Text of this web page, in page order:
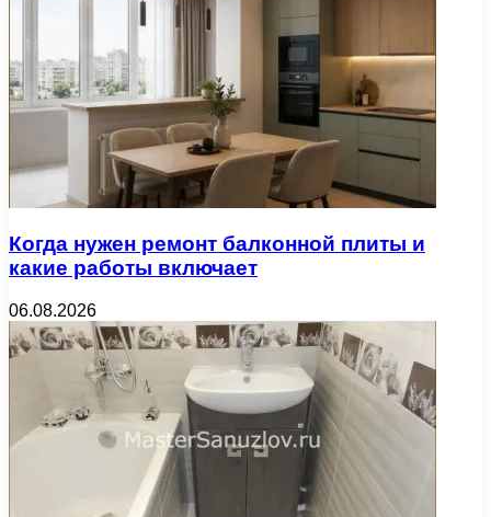
Когда нужен ремонт балконной плиты и
какие работы включает
06.08.2026